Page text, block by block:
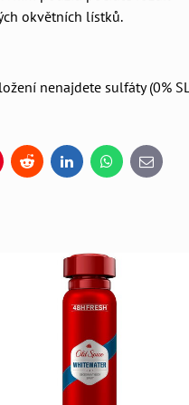
okvětních lístků.
nenajdete sulfáty (0%
RedditLinkedInWhatsApp
E-
mail